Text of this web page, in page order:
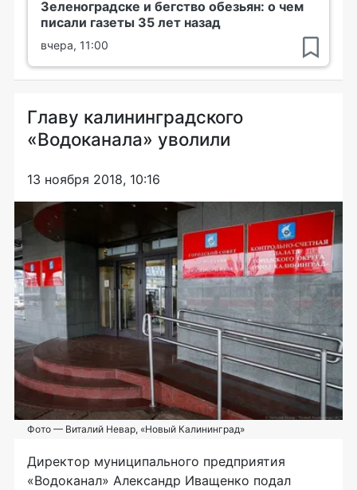
Зеленоградске и бегство обезьян: о чем
писали газеты 35 лет назад
вчера, 11:00
Главу калининградского
«Водоканала» уволили
13 ноября 2018, 10:16
Фото — Виталий Невар, «Новый Калининград»
Директор муниципального предприятия
«Водоканал» Александр Иващенко подал